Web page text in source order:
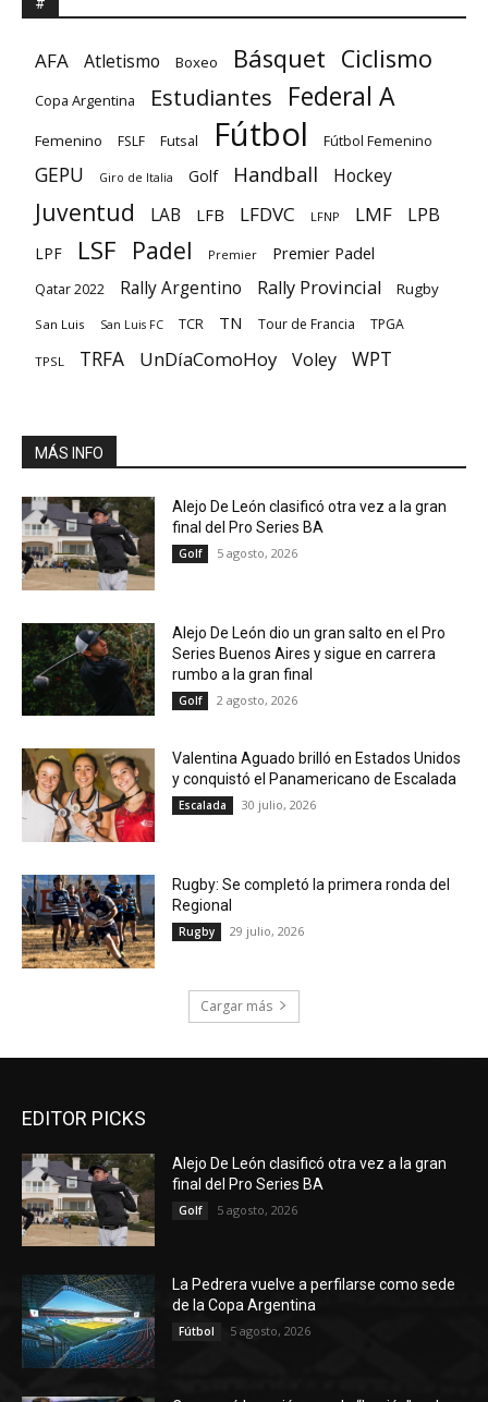
AFA Atletismo Boxeo Básquet Ciclismo
Copa Argentina Estudiantes Federal A
Femenino FSLF Futsal Fútbol Fútbol Femenino
GEPU Giro de Italia Golf Handball Hockey
Juventud LAB LFB LFDVC LFNP LMF LPB
LPF LSF Padel Premier Premier Padel
Qatar 2022 Rally Argentino Rally Provincial Rugby
San Luis San Luis FC TCR TN Tour de Francia TPGA
TPSL TRFA UnDíaComoHoy Voley WPT
MÁS INFO
Alejo De León clasificó otra vez a la gran
final del Pro Series BA
Golf 5 agosto, 2026
Alejo De León dio un gran salto en el Pro
Series Buenos Aires y sigue en carrera
rumbo a la gran final
Golf 2 agosto, 2026
Valentina Aguado brilló en Estados Unidos
y conquistó el Panamericano de Escalada
Escalada 30 julio, 2026
Rugby: Se completó la primera ronda del
Regional
Rugby 29 julio, 2026
Cargar más
EDITOR PICKS
Alejo De León clasificó otra vez a la gran
final del Pro Series BA
Golf 5 agosto, 2026
La Pedrera vuelve a perfilarse como sede
de la Copa Argentina
Fútbol 5 agosto, 2026